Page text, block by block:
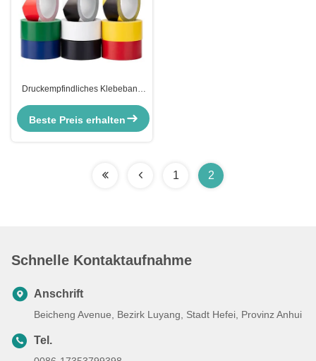
Druckempfindliches Klebeband
Sicherheit der Bodenmarkierung
Beste Preis erhalten
1 2
Schnelle Kontaktaufnahme
Anschrift
Beicheng Avenue, Bezirk Luyang, Stadt Hefei, Provinz Anhui
Tel.